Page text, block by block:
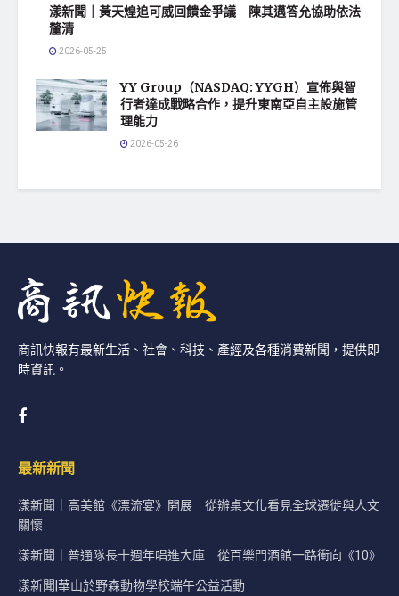
漾新聞｜黃天煌追可威回饋金爭議 陳其邁答允協助依法
釐清
2026-05-25
YY Group（NASDAQ: YYGH）宣佈與智
行者達成戰略合作，提升東南亞自主設施管
理能力
2026-05-26
商訊快報有最新生活、社會、科技、產經及各種消費新聞，提供即
時資訊。
最新新聞
漾新聞｜高美館《漂流宴》開展 從辦桌文化看見全球遷徙與人文
關懷
漾新聞｜普通隊長十週年唱進大庫 從百樂門酒館一路衝向《10》
漾新聞|華山於野森動物學校端午公益活動